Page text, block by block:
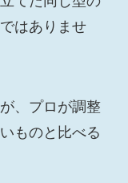
はありませ
、プロが調整
ものと比べる